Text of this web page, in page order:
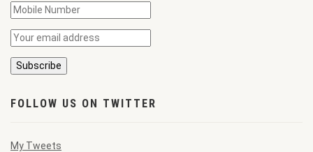
FOLLOW US ON TWITTER
My Tweets